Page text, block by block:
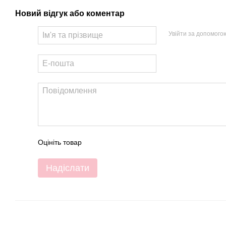
Новий відгук або коментар
Увійти за
Оцініть товар
Надіслати